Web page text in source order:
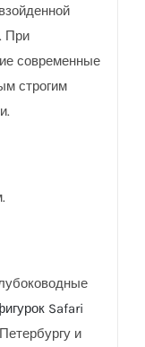
При
современные
строгим
Safari
и